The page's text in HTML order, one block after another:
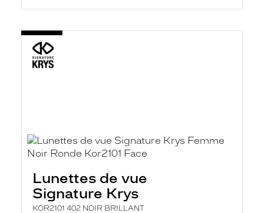
Lunettes de vue
Signature Krys
KOR2101 402 NOIR BRILLANT